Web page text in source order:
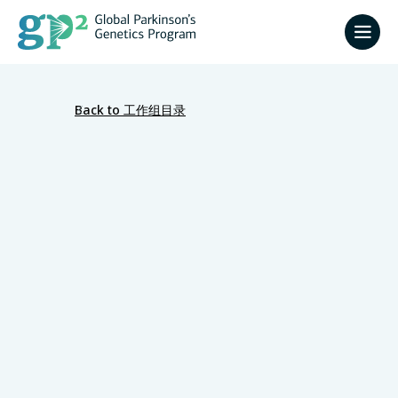
Back to 工作组目录